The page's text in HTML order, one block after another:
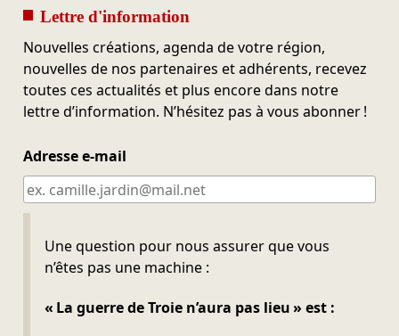
Lettre d'information
Nouvelles créations, agenda de votre région,
nouvelles de nos partenaires et adhérents, recevez
toutes ces actualités et plus encore dans notre
lettre d’information. N’hésitez pas à vous abonner !
Adresse e-mail
Une question pour nous assurer que vous
n’êtes pas une machine :
« La guerre de Troie n’aura pas lieu » est :
Ne pas remplir